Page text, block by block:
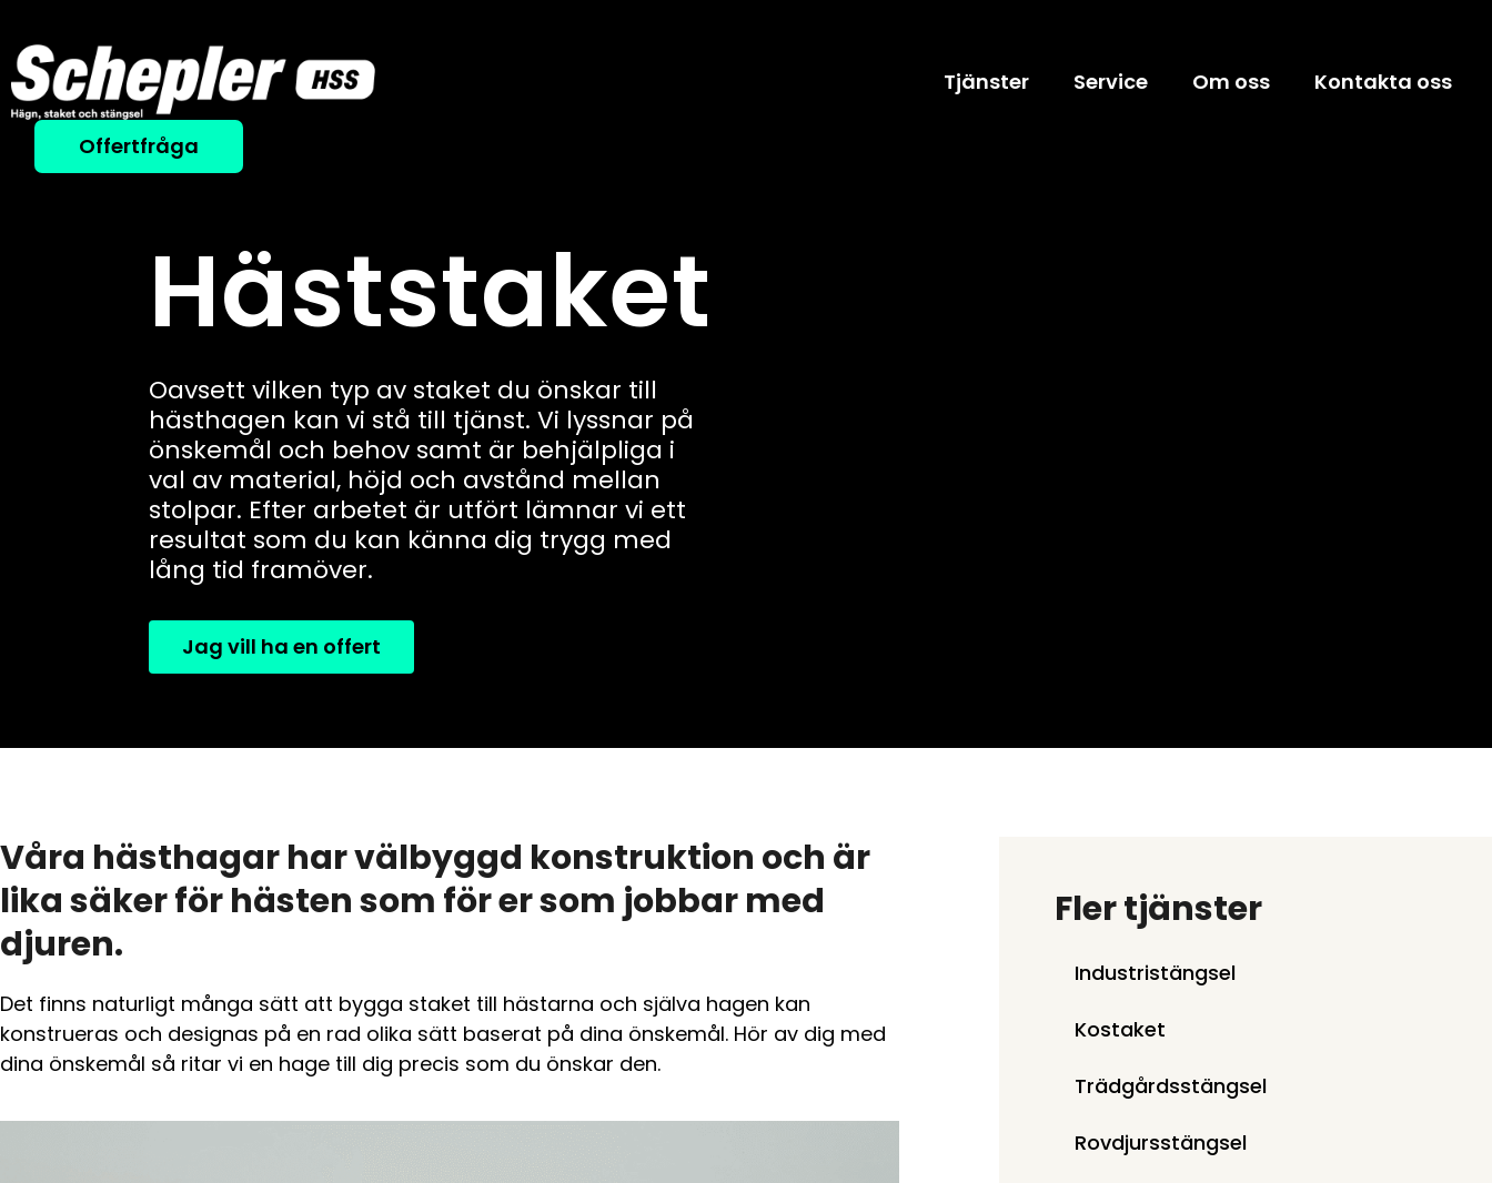
Tjänster Service Om oss Kontakta oss
Offertfråga
Häststaket
Oavsett vilken typ av staket du önskar till
hästhagen kan vi stå till tjänst. Vi lyssnar på
önskemål och behov samt är behjälpliga i
val av material, höjd och avstånd mellan
stolpar. Efter arbetet är utfört lämnar vi ett
resultat som du kan känna dig trygg med
lång tid framöver.
Jag vill ha en offert
Våra hästhagar har välbyggd konstruktion och är
lika säker för hästen som för er som jobbar med
djuren.
Det finns naturligt många sätt att bygga staket till hästarna och själva hagen kan
konstrueras och designas på en rad olika sätt baserat på dina önskemål. Hör av dig med
dina önskemål så ritar vi en hage till dig precis som du önskar den.
Fler tjänster
Industristängsel
Kostaket
Trädgårdsstängsel
Rovdjursstängsel